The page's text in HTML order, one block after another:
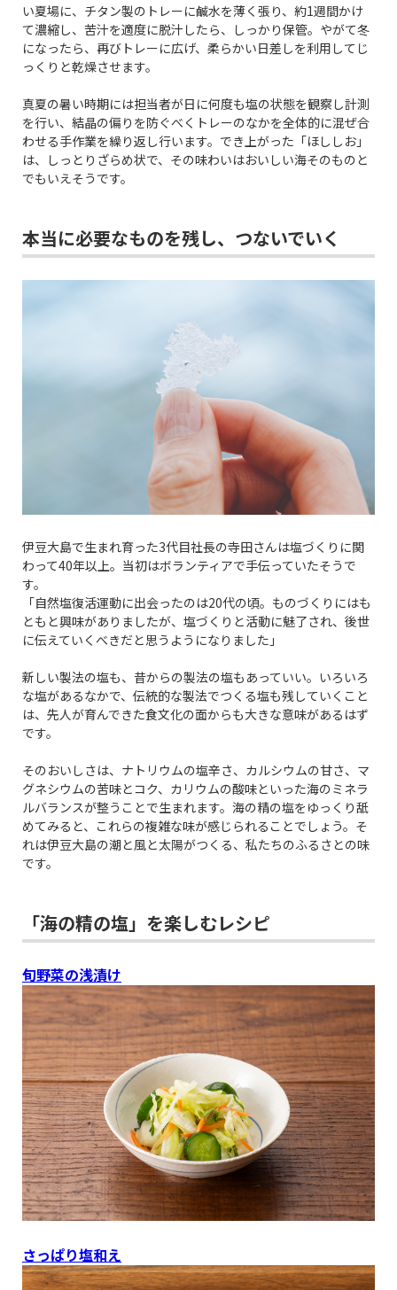
い夏場に、チタン製のトレーに鹹水を薄く張り、約1週間かけ
て濃縮し、苦汁を適度に脱汁したら、しっかり保管。やがて冬
になったら、再びトレーに広げ、柔らかい日差しを利用してじ
っくりと乾燥させます。
真夏の暑い時期には担当者が日に何度も塩の状態を観察し計測
を行い、結晶の偏りを防ぐべくトレーのなかを全体的に混ぜ合
わせる手作業を繰り返し行います。でき上がった「ほししお」
は、しっとりざらめ状で、その味わいはおいしい海そのものと
でもいえそうです。
本当に必要なものを残し、つないでいく
伊豆大島で生まれ育った3代目社長の寺田さんは塩づくりに関
わって40年以上。当初はボランティアで手伝っていたそうで
す。
「自然塩復活運動に出会ったのは20代の頃。ものづくりにはも
ともと興味がありましたが、塩づくりと活動に魅了され、後世
に伝えていくべきだと思うようになりました」
新しい製法の塩も、昔からの製法の塩もあっていい。いろいろ
な塩があるなかで、伝統的な製法でつくる塩も残していくこと
は、先人が育んできた食文化の面からも大きな意味があるはず
です。
そのおいしさは、ナトリウムの塩辛さ、カルシウムの甘さ、マ
グネシウムの苦味とコク、カリウムの酸味といった海のミネラ
ルバランスが整うことで生まれます。海の精の塩をゆっくり舐
めてみると、これらの複雑な味が感じられることでしょう。そ
れは伊豆大島の潮と風と太陽がつくる、私たちのふるさとの味
です。
「海の精の塩」を楽しむレシピ
旬野菜の浅漬け
さっぱり塩和え